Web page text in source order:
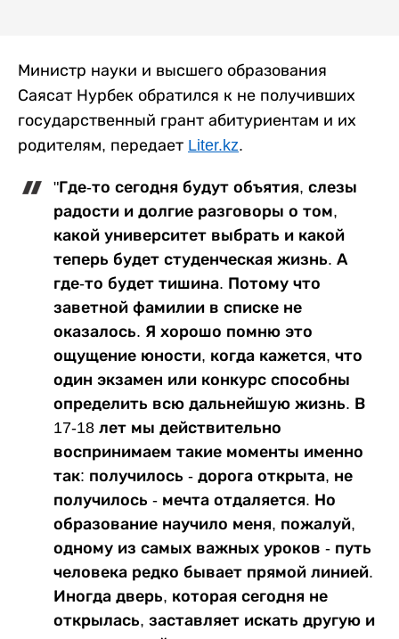
Министр науки и высшего образования
Саясат Нурбек обратился к не получивших
государственный грант абитуриентам и их
родителям, передает Liter.kz.
"Где-то сегодня будут объятия, слезы
радости и долгие разговоры о том,
какой университет выбрать и какой
теперь будет студенческая жизнь. А
где-то будет тишина. Потому что
заветной фамилии в списке не
оказалось. Я хорошо помню это
ощущение юности, когда кажется, что
один экзамен или конкурс способны
определить всю дальнейшую жизнь. В
17-18 лет мы действительно
воспринимаем такие моменты именно
так: получилось - дорога открыта, не
получилось - мечта отдаляется. Но
образование научило меня, пожалуй,
одному из самых важных уроков - путь
человека редко бывает прямой линией.
Иногда дверь, которая сегодня не
открылась, заставляет искать другую и